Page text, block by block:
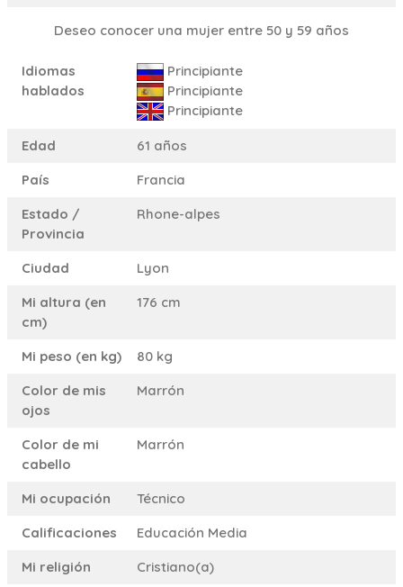
Deseo conocer una mujer entre 50 y 59 años
Idiomas
hablados
Principiante
Principiante
Principiante
Edad
61 años
País
Francia
Estado /
Provincia
Rhone-alpes
Ciudad
Lyon
Mi altura (en
cm)
176 cm
Mi peso (en kg)
80 kg
Color de mis
ojos
Marrón
Color de mi
cabello
Marrón
Mi ocupación
Técnico
Calificaciones
Educación Media
Mi religión
Cristiano(a)